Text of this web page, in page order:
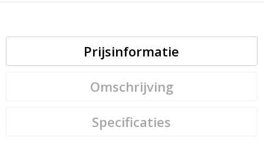
Prijsinformatie
Omschrijving
Specificaties